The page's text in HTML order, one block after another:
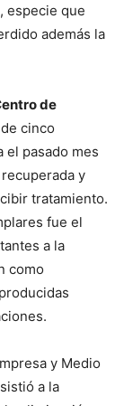
especie que
además la
de
cinco
el pasado mes
y
tratamiento.
fue el
a la
como
y Medio
a la